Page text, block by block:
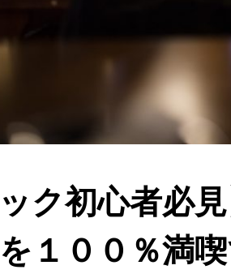
ック初心者必
１００％満